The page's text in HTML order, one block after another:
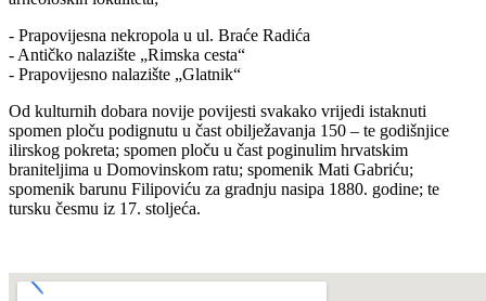
- Prapovijesna nekropola u ul. Braće Radića
- Antičko nalazište „Rimska cesta“
- Prapovijesno nalazište „Glatnik“
Od kulturnih dobara novije povijesti svakako vrijedi istaknuti
spomen ploču podignutu u čast obilježavanja 150 – te godišnjice
ilirskog pokreta; spomen ploču u čast poginulim hrvatskim
braniteljima u Domovinskom ratu; spomenik Mati Gabriću;
spomenik barunu Filipoviću za gradnju nasipa 1880. godine; te
tursku česmu iz 17. stoljeća.